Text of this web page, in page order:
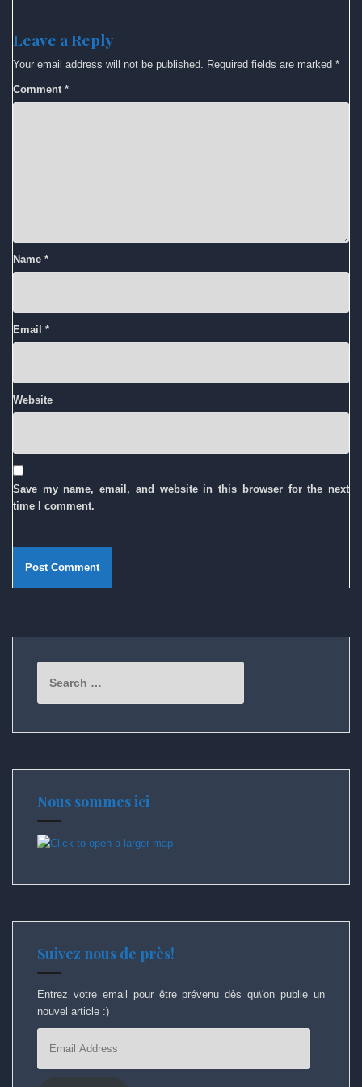
Leave a Reply
Your email address will not be published. Required fields are marked *
Comment *
Name *
Email *
Website
Save my name, email, and website in this browser for the next
time I comment.
for:
Nous sommes ici
Suivez nous de près!
Entrez votre email pour être prévenu dès qu\'on publie un
nouvel article :)
Address